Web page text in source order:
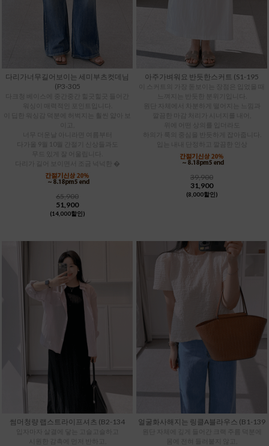
다리가너무길어보이는 세미부츠컷데님
(P3-305
다크청 베이스에 중간중간 힐긋힐긋 들어간
이 딥한 워싱감 덕분에 허벅지는 훨씬 얇아 보
다가올 9월 10월 간절기 신상들과도
무드 있게 잘 어울립니다.
다리가 길어 보이면서 조금 넉넉한 �
65,900
51,900
(14,000할인)
아주가벼워요 반듯한스커트 (S1-195
이 스커트의 가장 돋보이는 장점은 입었을 때
느껴지는 반듯한 분위기입니다.
원단 자체에서 차분하게 떨어지는 느낌과
깔끔한 마감 처리가 시너지를 내어,
위에 어떤 상의를 입더라도
하의가 룩의 중심을 반듯하게 잡아줍니다.
입는 내내 단정하고 깔끔한 인상
39,900
31,900
(8,000할인)
썸머청량 랩스트라이프셔츠 (B2-134
입자마자 살결에 닿는 고슬고슬하고
시원한 감촉에 먼저 반하고,
얼굴화사해지는 링클A블라우스 (B1-139
원단 자체에 깊게 들어간 크랙 주름 덕분에
몸에 전혀 들러붙지 않고,